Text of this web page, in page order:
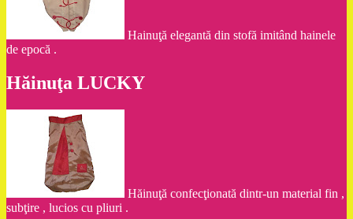
Hainuţă elegantă din stofă imitând hainele
de epocă .
Hăinuţa LUCKY
Hăinuţă confecţionată dintr-un material fin ,
subţire , lucios cu pliuri .